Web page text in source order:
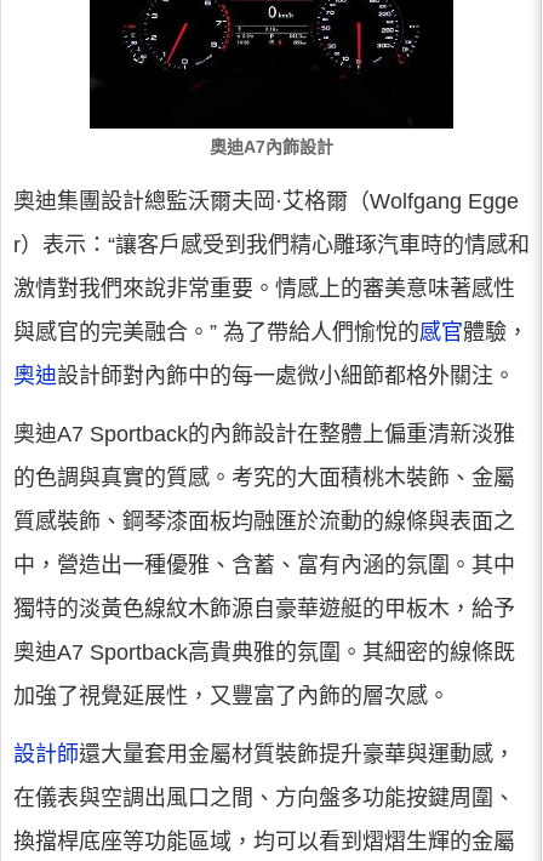
奧迪A7內飾設計
奧迪集團設計總監沃爾夫岡·艾格爾（Wolfgang Egge
r）表示：“讓客戶感受到我們精心雕琢汽車時的情感和
激情對我們來說非常重要。情感上的審美意味著感性
與感官的完美融合。” 為了帶給人們愉悅的感官體驗，
奧迪設計師對內飾中的每一處微小細節都格外關注。
奧迪A7 Sportback的內飾設計在整體上偏重清新淡雅
的色調與真實的質感。考究的大面積桃木裝飾、金屬
質感裝飾、鋼琴漆面板均融匯於流動的線條與表面之
中，營造出一種優雅、含蓄、富有內涵的氛圍。其中
獨特的淡黃色線紋木飾源自豪華遊艇的甲板木，給予
奧迪A7 Sportback高貴典雅的氛圍。其細密的線條既
加強了視覺延展性，又豐富了內飾的層次感。
設計師還大量套用金屬材質裝飾提升豪華與運動感，
在儀表與空調出風口之間、方向盤多功能按鍵周圍、
換擋桿底座等功能區域，均可以看到熠熠生輝的金屬